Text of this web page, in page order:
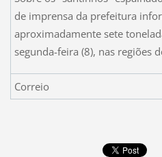
de imprensa da prefeitura
aproximadamente sete
segunda-feira (8), nas regiões
Correio